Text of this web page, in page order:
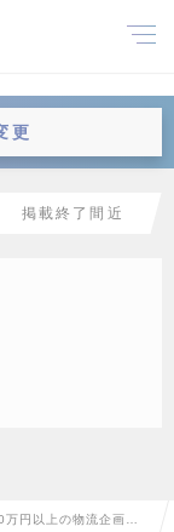
更
掲載終了間近
円以上の物流企画・